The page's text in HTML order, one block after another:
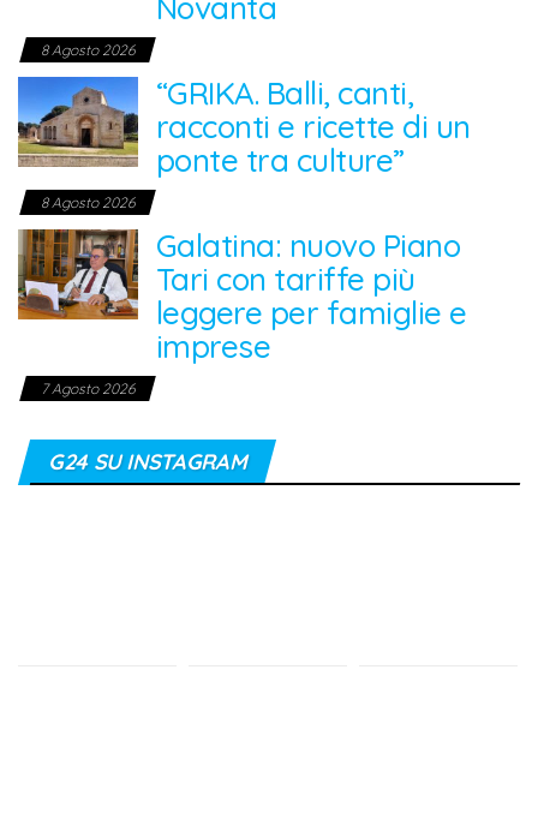
8 Agosto 2026
“GRIKA. Balli, canti,
racconti e ricette di un
ponte tra culture”
8 Agosto 2026
Galatina: nuovo Piano
Tari con tariffe più
leggere per famiglie e
imprese
7 Agosto 2026
G24 SU INSTAGRAM